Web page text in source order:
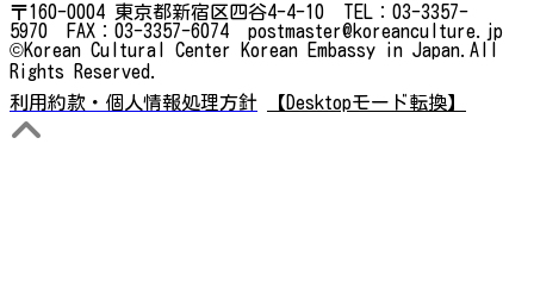
〒160-0004 東京都新宿区四谷4-4-10 TEL：03-3357-
5970 FAX：03-3357-6074 postmaster@koreanculture.jp
©Korean Cultural Center Korean Embassy in Japan.All
Rights Reserved.
利用約款・個人情報処理方針
【Desktopモード転換】